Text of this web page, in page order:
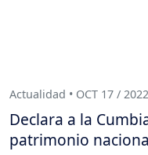
Actualidad • OCT 17 / 2022
Declara a la
patrimonio